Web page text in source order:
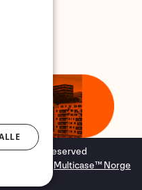
All rights reserved
Multicase™ Norge